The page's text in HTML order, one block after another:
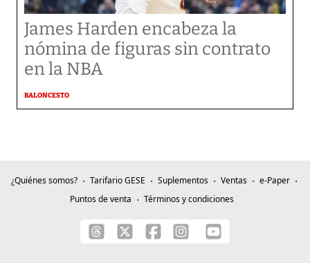
James Harden encabeza la
nómina de figuras sin contrato
en la NBA
BALONCESTO
¿Quiénes somos? Tarifario GESE Suplementos Ventas
e-Paper
Puntos de venta
Términos y condiciones